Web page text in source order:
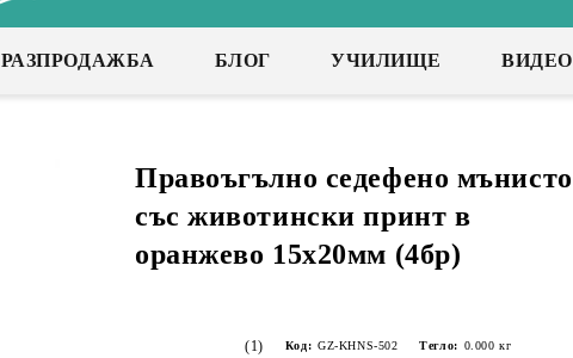
РАЗПРОДАЖБА БЛОГ УЧИЛИЩЕ ВИДЕО
Правоъгълно седефено мънисто
със животински принт в
оранжево 15х20мм (4бр)
(1) Код: GZ-KHNS-502 Тегло: 0.000 кг